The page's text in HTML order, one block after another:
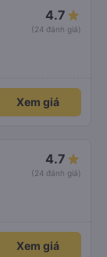
4.7
(24 đánh giá)
Xem giá
4.7
(24 đánh giá)
Xem giá